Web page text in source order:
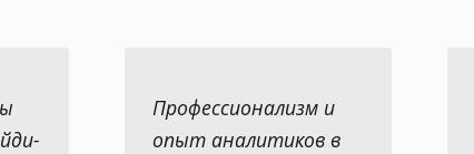
Профессионализм и
опыт аналитиков в